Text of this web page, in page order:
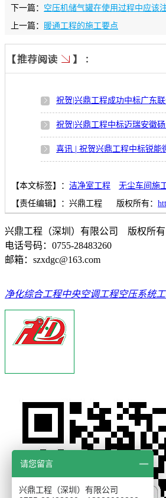
下一篇： 空压机储气罐在使用过程中应该
上一篇：
暖通工程的施工要点
祝贺|兴鼎工程成功中标广东
祝贺|兴鼎工程中标迈瑞安徽
喜讯 | 祝贺兴鼎工程中标锐能
【本文标签】： 洁净室工程 无尘车间施
【责任编辑】： 兴鼎工程 版权所有：
兴鼎工程（深圳）有限公
电话号码：0755-
邮箱：
净化综合工程中央空调工程空压系统
请您留言
兴鼎工程（深圳）有限公司